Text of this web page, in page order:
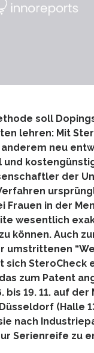
soll
lehren: Mit
neu
und
der
Frauen in der
wesentlich
können. Auch
umstrittenen
sich SteroCheck
zum Patent
bis 19. 11. auf der
(Halle
nach
Serienreife zu